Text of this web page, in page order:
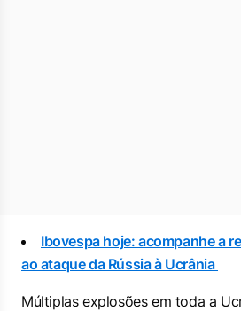
Ibovespa hoje: acompanhe a
ao ataque da Rússia à Ucrânia
Múltiplas explosões em toda a